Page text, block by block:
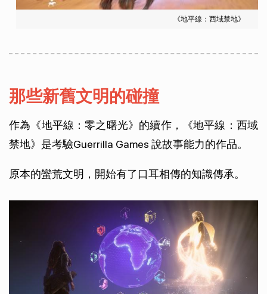
《地平線：西域禁地》
那些新舊文明的碰撞
作為《地平線：零之曙光》的續作，《地平線：西域
禁地》是考驗Guerrilla Games 說故事能力的作品。
原本的蠻荒文明，開始有了口耳相傳的知識傳承。